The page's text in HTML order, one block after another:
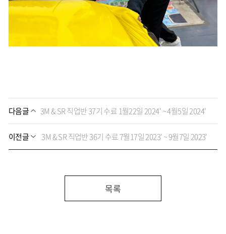
다음글 3M & SR 직업반 37기 수료 1월22일 2024' ~ 4월5일 2024'
이전글 3M & SR 직업반 36기 수료 7월17일 2023' ~ 9월7일 2023'
목록